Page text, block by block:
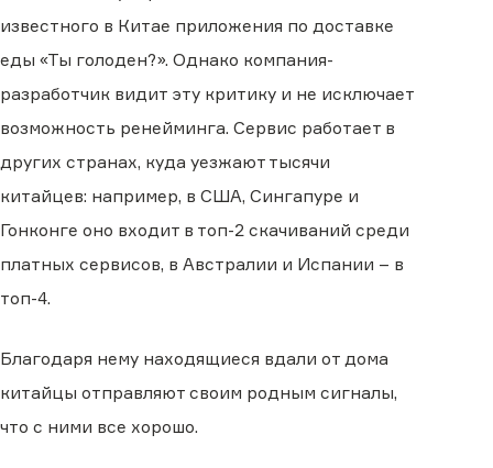
известного в Китае приложения по доставке
еды «Ты голоден?». Однако компания-
разработчик видит эту критику и не исключает
возможность ренейминга. Сервис работает в
других странах, куда уезжают тысячи
китайцев: например, в США, Сингапуре и
Гонконге оно входит в топ-2 скачиваний среди
платных сервисов, в Австралии и Испании – в
топ-4.
Благодаря нему находящиеся вдали от дома
китайцы отправляют своим родным сигналы,
что с ними все хорошо.